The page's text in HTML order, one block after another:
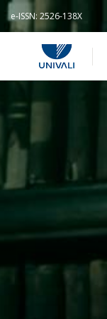
e-ISSN: 2526-138X